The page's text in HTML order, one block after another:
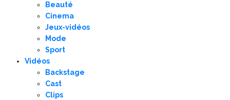
Beauté
Cinema
Jeux-vidéos
Mode
Sport
Vidéos
Backstage
Cast
Clips